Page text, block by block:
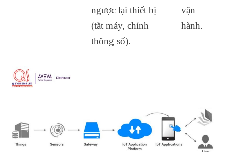
ngược lại thiết bị
(tắt máy, chỉnh
thông số).
vận
hành.